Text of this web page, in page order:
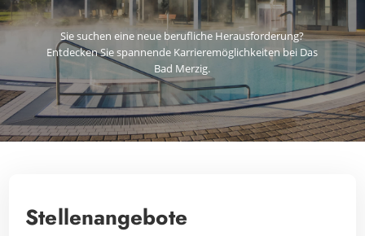
Sie suchen eine neue berufliche Herausforderung?
Entdecken Sie spannende Karrieremöglichkeiten bei Das
Bad Merzig.
Stellenangebote